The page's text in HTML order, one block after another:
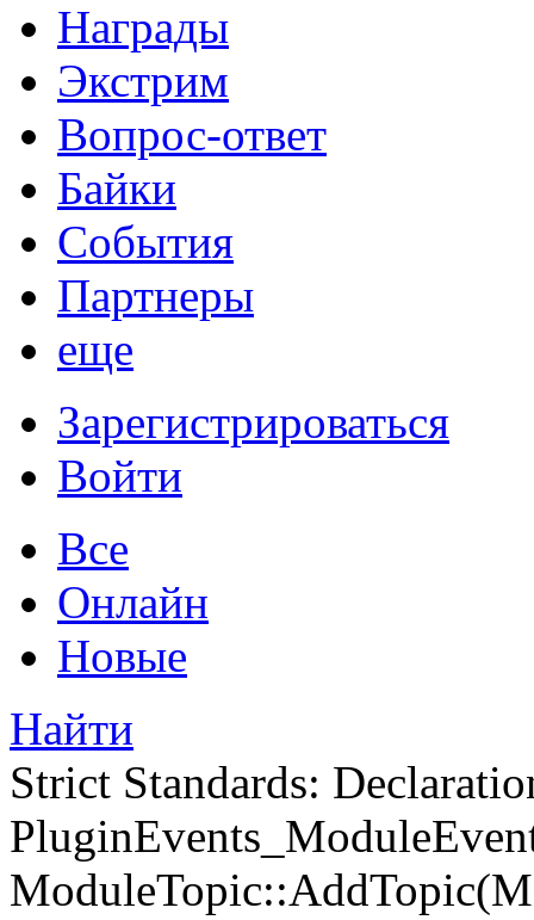
Награды
Экстрим
Вопрос-ответ
Байки
События
Партнеры
еще
Зарегистрироваться
Войти
Все
Онлайн
Новые
Найти
Strict Standards: